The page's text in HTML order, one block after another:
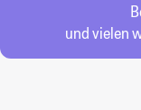
und vielen